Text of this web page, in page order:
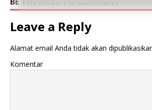
Leave a Reply
Alamat email Anda tidak akan
Komentar